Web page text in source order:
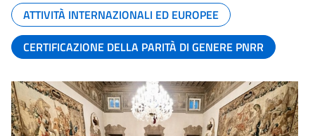
ATTIVITÀ INTERNAZIONALI ED EUROPEE
CERTIFICAZIONE DELLA PARITÀ DI GENERE PNRR